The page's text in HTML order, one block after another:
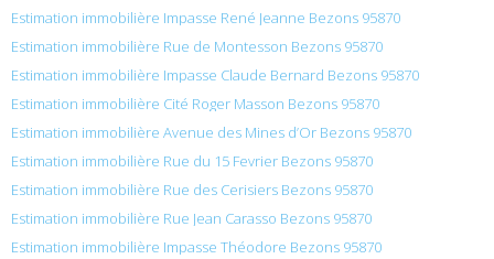
Estimation immobilière Impasse René Jeanne Bezons 95870
Estimation immobilière Rue de Montesson Bezons 95870
Estimation immobilière Impasse Claude Bernard Bezons 95870
Estimation immobilière Cité Roger Masson Bezons 95870
Estimation immobilière Avenue des Mines d’Or Bezons 95870
Estimation immobilière Rue du 15 Fevrier Bezons 95870
Estimation immobilière Rue des Cerisiers Bezons 95870
Estimation immobilière Rue Jean Carasso Bezons 95870
Estimation immobilière Impasse Théodore Bezons 95870